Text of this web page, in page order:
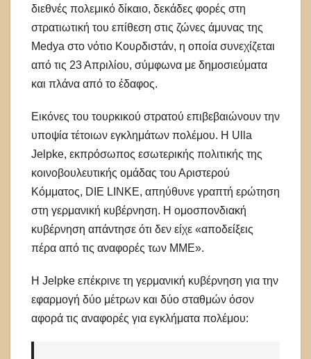
διεθνές πολεμικό δίκαιο, δεκάδες φορές στη
στρατιωτική του επίθεση στις ζώνες άμυνας της
Medya στο νότιο Κουρδιστάν, η οποία συνεχίζεται
από τις 23 Απριλίου, σύμφωνα με δημοσιεύματα
και πλάνα από το έδαφος.
Εικόνες του τουρκικού στρατού επιβεβαιώνουν την
υποψία τέτοιων εγκλημάτων πολέμου. Η Ulla
Jelpke, εκπρόσωπος εσωτερικής πολιτικής της
κοινοβουλευτικής ομάδας του Αριστερού
Κόμματος, DIE LINKE, απηύθυνε γραπτή ερώτηση
στη γερμανική κυβέρνηση. Η ομοσπονδιακή
κυβέρνηση απάντησε ότι δεν είχε «αποδείξεις
πέρα ​​από τις αναφορές των ΜΜΕ».
Η Jelpke επέκρινε τη γερμανική κυβέρνηση για την
εφαρμογή δύο μέτρων και δύο σταθμών όσον
αφορά τις αναφορές για εγκλήματα πολέμου: